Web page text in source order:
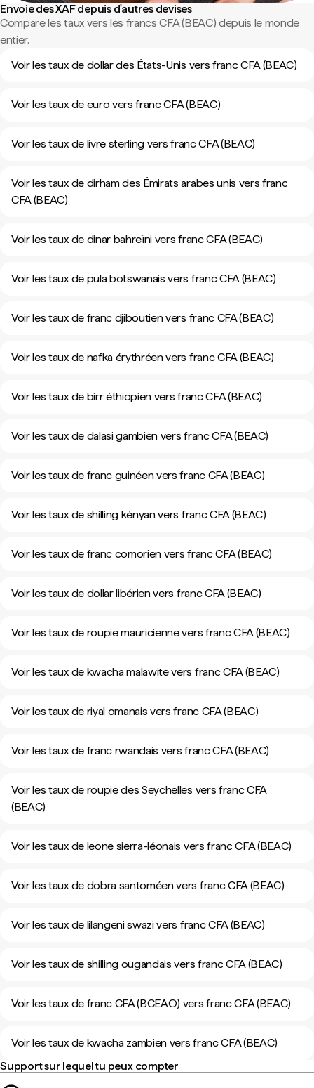
Envoie des XAF depuis d'autres devises
Compare les taux vers les francs CFA (BEAC) depuis le monde
entier.
Voir les taux de dollar des États-Unis vers franc CFA (BEAC)
Voir les taux de euro vers franc CFA (BEAC)
Voir les taux de livre sterling vers franc CFA (BEAC)
Voir les taux de dirham des Émirats arabes unis vers franc
CFA (BEAC)
Voir les taux de dinar bahreïni vers franc CFA (BEAC)
Voir les taux de pula botswanais vers franc CFA (BEAC)
Voir les taux de franc djiboutien vers franc CFA (BEAC)
Voir les taux de nafka érythréen vers franc CFA (BEAC)
Voir les taux de birr éthiopien vers franc CFA (BEAC)
Voir les taux de dalasi gambien vers franc CFA (BEAC)
Voir les taux de franc guinéen vers franc CFA (BEAC)
Voir les taux de shilling kényan vers franc CFA (BEAC)
Voir les taux de franc comorien vers franc CFA (BEAC)
Voir les taux de dollar libérien vers franc CFA (BEAC)
Voir les taux de roupie mauricienne vers franc CFA (BEAC)
Voir les taux de kwacha malawite vers franc CFA (BEAC)
Voir les taux de riyal omanais vers franc CFA (BEAC)
Voir les taux de franc rwandais vers franc CFA (BEAC)
Voir les taux de roupie des Seychelles vers franc CFA
(BEAC)
Voir les taux de leone sierra-léonais vers franc CFA (BEAC)
Voir les taux de dobra santoméen vers franc CFA (BEAC)
Voir les taux de lilangeni swazi vers franc CFA (BEAC)
Voir les taux de shilling ougandais vers franc CFA (BEAC)
Voir les taux de franc CFA (BCEAO) vers franc CFA (BEAC)
Voir les taux de kwacha zambien vers franc CFA (BEAC)
Support sur lequel tu peux compter